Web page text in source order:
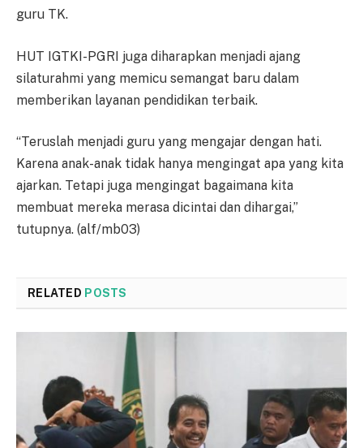
guru TK.
HUT IGTKI-PGRI juga diharapkan menjadi ajang
silaturahmi yang memicu semangat baru dalam
memberikan layanan pendidikan terbaik.
“Teruslah menjadi guru yang mengajar dengan hati.
Karena anak-anak tidak hanya mengingat apa yang kita
ajarkan. Tetapi juga mengingat bagaimana kita
membuat mereka merasa dicintai dan dihargai,”
tutupnya. (alf/mb03)
RELATED POSTS